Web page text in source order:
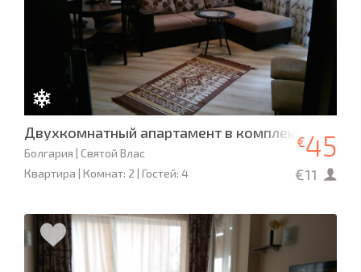
Двухкомнатный апартамент в комплексе
Болгария | Святой Влас
Квартира | Комнат: 2 | Гостей: 4
€45
€11